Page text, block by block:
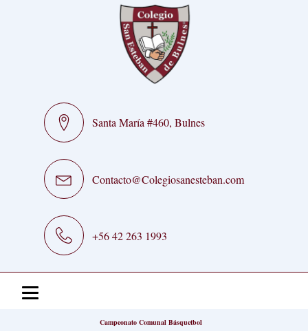
Santa María #460, Bulnes
Contacto@Colegiosanesteban.com
+56 42 263 1993
Campeonato Comunal Básquetbol